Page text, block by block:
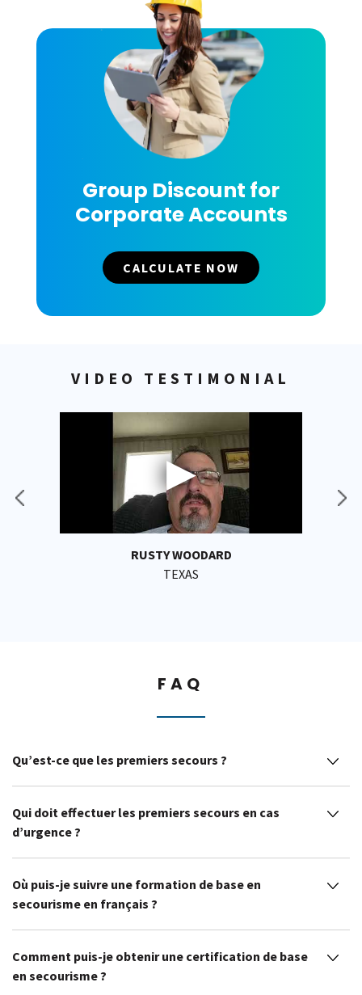
Group Discount for
Corporate Accounts
CALCULATE NOW
VIDEO TESTIMONIAL
RUSTY WOODARD
TEXAS
FAQ
Qu’est-ce que les premiers secours ?
Qui doit effectuer les premiers secours en cas
d’urgence ?
Où puis-je suivre une formation de base en
secourisme en français ?
Comment puis-je obtenir une certification de base
en secourisme ?